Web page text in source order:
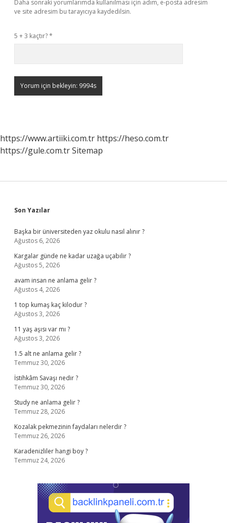
Daha sonraki yorumlarımda kullanılması için adım, e-posta adresim
ve site adresim bu tarayıcıya kaydedilsin.
5 + 3 kaçtır?*
https://www.artiiki.com.tr https://heso.com.tr
https://gule.com.trSitemap
Sidebar
Son Yazılar
Başka bir üniversiteden yaz okulu nasıl alınır ?
Ağustos 6, 2026
Kargalar günde ne kadar uzağa uçabilir ?
Ağustos 5, 2026
avam insan ne anlama gelir ?
Ağustos 4, 2026
1 top kumaş kaç kilodur ?
Ağustos 3, 2026
11 yaş aşısı var mı ?
Ağustos 3, 2026
1.5 alt ne anlama gelir ?
Temmuz 30, 2026
İstihkâm Savaşı nedir ?
Temmuz 30, 2026
Study ne anlama gelir ?
Temmuz 28, 2026
Kozalak pekmezinin faydaları nelerdir ?
Temmuz 26, 2026
Karadenizliler hangi boy ?
Temmuz 24, 2026